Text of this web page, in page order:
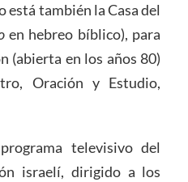
está también la Casa del
en hebreo bíblico), para
(abierta en los años 80)
Oración y Estudio,
televisivo del
israelí, dirigido a los